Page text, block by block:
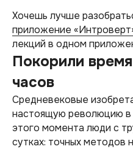
Хочешь лучше
приложение
лекций в одном
Покорили
часов
Средневековые
настоящую революцию
этого момента люди с
сутках: точных методов